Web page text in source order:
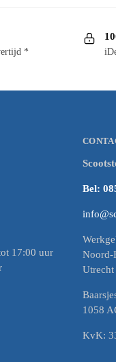
*
17:00 uur
Bel:
Noord-
1058
KvK: